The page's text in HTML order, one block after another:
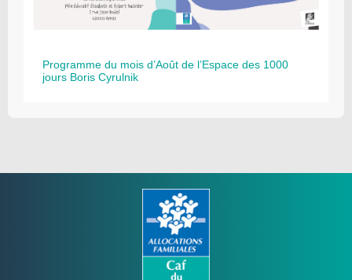
Programme du mois d’Août de l’Espace des 1000
jours Boris Cyrulnik